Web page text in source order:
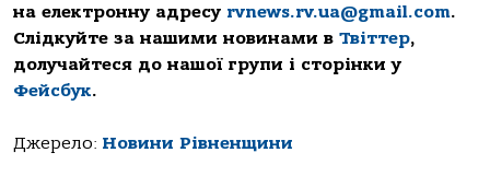
на електронну адресу rvnews.rv.ua@gmail.com.
Слідкуйте за нашими новинами в Твіттер,
долучайтеся до нашої групи і сторінки у
Фейсбук.
Джерело: Новини Рівненщини